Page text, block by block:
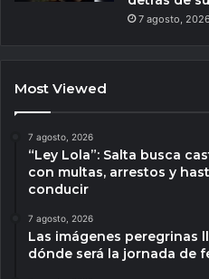
7 agosto, 2026
Most Viewed
7 agosto, 2026
“Ley Lola”: Salta busca
con multas, arrestos y
conducir
7 agosto, 2026
Las imágenes peregrinas
dónde será la jornada de